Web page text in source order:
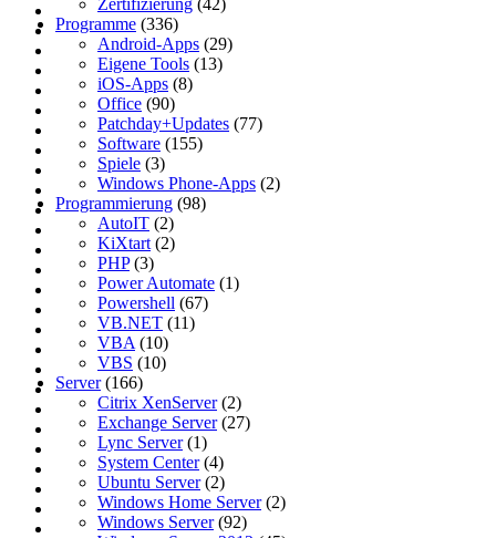
Programme (336)
Android-Apps (29)
Eigene Tools (13)
iOS-Apps (8)
Office (90)
Patchday+Updates (77)
Software (155)
Spiele (3)
Windows Phone-Apps (2)
Programmierung (98)
AutoIT (2)
KiXtart (2)
PHP(3)
Power Automate (1)
Powershell (67)
VB.NET (11)
VBA (10)
VBS (10)
Server(166)
Citrix XenServer(2)
Exchange Server(27)
Lync Server(1)
System Center(4)
Ubuntu Server(2)
Windows Home Server(2)
Windows Server(92)